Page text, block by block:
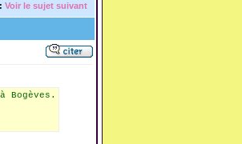
Voir le sujet suivant
Bogèves.